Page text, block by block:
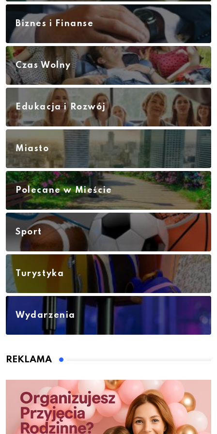
Biznes i Finanse
Czas Wolny
Edukacja i Rozwój
Miasto
Polecane w Mieście
Sport
Turystyka
Wydarzenia
REKLAMA